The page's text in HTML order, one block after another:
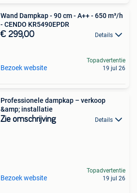
Wand Dampkap - 90 cm - A++ - 650 m³/h
- CENDO KR5490EPDR
€ 299,00 Details
Bezoek website
Topadvertentie
19 jul 26
Professionele dampkap – verkoop
&amp; installatie
Zie omschrijving Details
Bezoek website
Topadvertentie
19 jul 26